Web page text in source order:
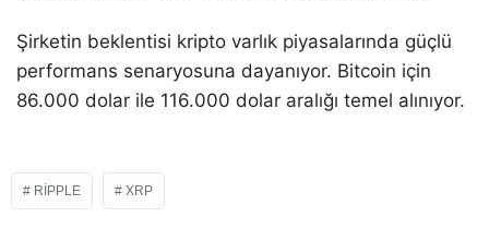
Şirketin beklentisi kripto varlık piyasalarında güçlü
performans senaryosuna dayanıyor. Bitcoin için
86.000 dolar ile 116.000 dolar aralığı temel alınıyor.
RIPPLE XRP